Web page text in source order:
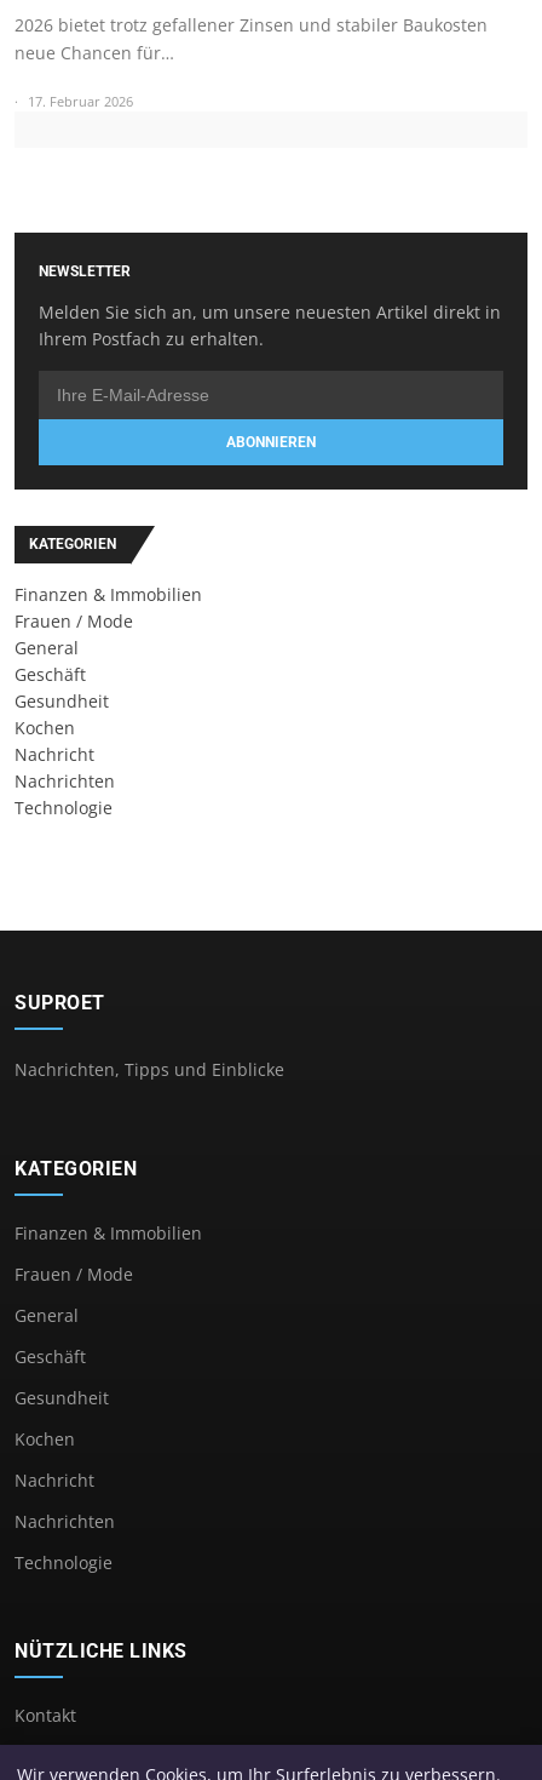
2026 bietet trotz gefallener Zinsen und stabiler Baukosten
neue Chancen für…
17. Februar 2026
NEWSLETTER
Melden Sie sich an, um unsere neuesten Artikel direkt in
Ihrem Postfach zu erhalten.
ABONNIEREN
KATEGORIEN
Finanzen & Immobilien
Frauen / Mode
General
Geschäft
Gesundheit
Kochen
Nachricht
Nachrichten
Technologie
SUPROET
Nachrichten, Tipps und Einblicke
KATEGORIEN
Finanzen & Immobilien
Frauen / Mode
General
Geschäft
Gesundheit
Kochen
Nachricht
Nachrichten
Technologie
NÜTZLICHE LINKS
Kontakt
Wir verwenden Cookies, um Ihr Surferlebnis zu verbessern.